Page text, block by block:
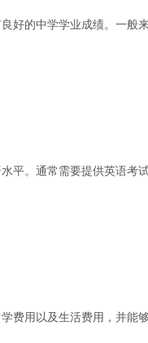
好的中学学业成绩。一般
平。通常需要提供英语考
费用以及生活费用，并能